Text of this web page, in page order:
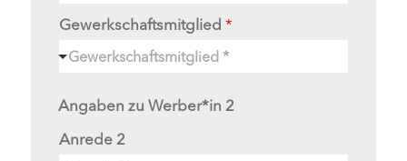
Gewerkschaftsmitglied *
Gewerkschaftsmitglied *
Angaben zu Werber*in 2
Anrede 2